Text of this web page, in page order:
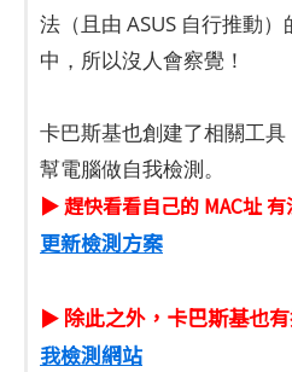
法（且由 ASUS 自行推動
中，所以沒人會察覺！
卡巴斯基也創建了相關工具
幫電腦做自我檢測。
▶ 趕快看看自己的 MAC址 有
更新檢測方案
▶ 除此之外，卡巴斯基也
我檢測網站